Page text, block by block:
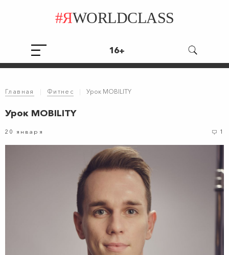
#ЯWORLDCLASS
16+
Главная | Фитнес | Урок MOBILITY
Урок MOBILITY
20 января 1